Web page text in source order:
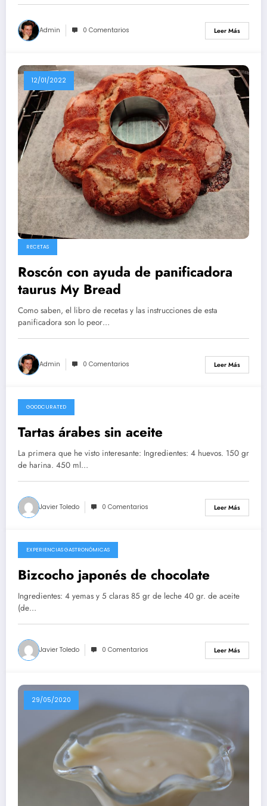
Admin 0 Comentarios Leer Más
12/01/2022
RECETAS
Roscón con ayuda de panificadora
taurus My Bread
Como saben, el libro de recetas y las instrucciones de esta
panificadora son lo peor…
Admin 0 Comentarios Leer Más
21/02/2021
GOODCURATED
Tartas árabes sin aceite
La primera que he visto interesante: Ingredientes: 4 huevos. 150 gr
de harina. 450 ml…
Javier Toledo 0 Comentarios Leer Más
10/08/2020
EXPERIENCIAS GASTRONÓMICAS
Bizcocho japonés de chocolate
Ingredientes: 4 yemas y 5 claras 85 gr de leche 40 gr. de aceite
(de…
Javier Toledo 0 Comentarios Leer Más
29/05/2020